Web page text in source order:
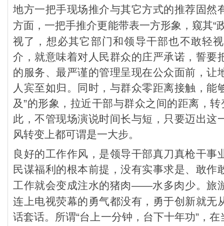
地方一把手现场推介与其它方式的推荐固然
方面，一把手推介更能带表一方形象，窥其“
视了，想必其它部门和领导干部也不敢轻
介，就意味着对人民群众的庄严承诺，誓要
的服务、最严谨的管理呈现在公众面前，让
人宾至如归。同时，与群众零距离接触，能
及”的形象，拉近干部与群众之间的距离，
此，不管现场演说时间长与短，只要迈出这
风转变上都可谓是一大步。
良好的工作作风，是领导干部真刀真枪干事
民谋福利的根本前提，没有实事求是、敢作
工作就会变成注水的猪肉——水多肉少。旅
连上电视荧幕的勇气都没有，勇于创新就无
话套话。所谓“台上一分钟，台下十年功”，